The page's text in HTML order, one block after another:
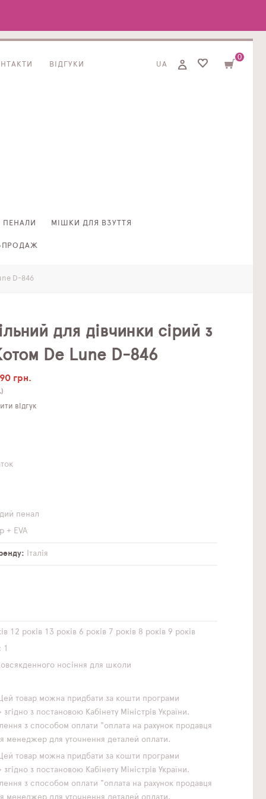
ВІДГУКИ UA
0
ПЕНАЛИ МІШКИ ДЛЯ ВЗУТТЯ
D-846
для дівчинки сірий з
De Lune D-846
грн.
відгук
пенал
+ EVA
Італія
12 років 13 років 6 років 7 років 8 років 9 років
1
носіння для школи
товар можна придбати за кошти програми
з постановою Кабінету Міністрів України.
з способом оплати "оплата на рахунок продавця
менеджер для уточнення деталей оплати.
товар можна придбати за кошти програми
з постановою Кабінету Міністрів України.
з способом оплати "оплата на рахунок продавця
менеджер для уточнення деталей оплати.